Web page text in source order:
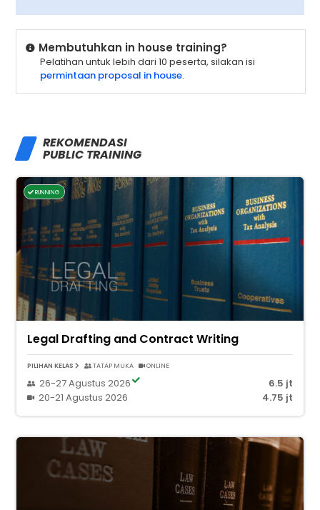
Membutuhkan in house training?
Pelatihan untuk lebih dari 10 peserta, silakan isi
permintaan proposal in house.
REKOMENDASI
PUBLIC TRAINING
RUNNING
Legal Drafting and Contract Writing
PILIHAN KELAS TATAP MUKA ONLINE
26-27 Agustus 2026
6.5 jt
20-21 Agustus 2026
4.75 jt